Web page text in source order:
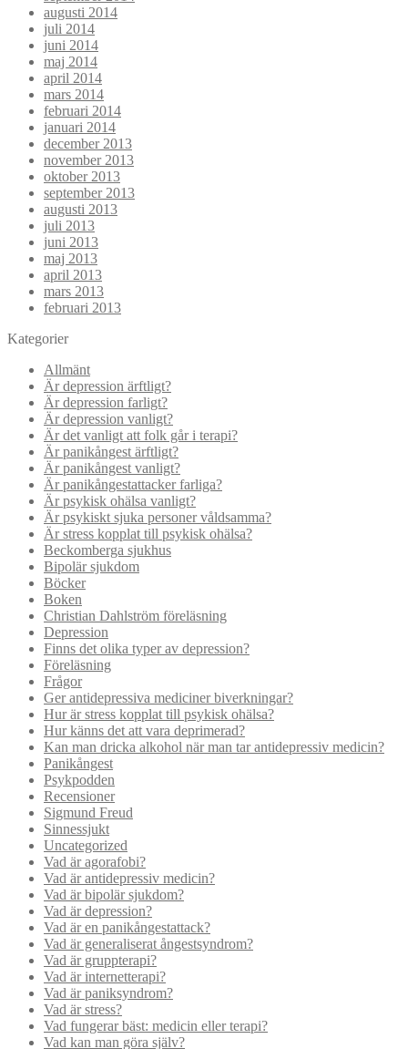
augusti 2014
juli 2014
juni 2014
maj 2014
april 2014
mars 2014
februari 2014
januari 2014
december 2013
november 2013
oktober 2013
september 2013
augusti 2013
juli 2013
juni 2013
maj 2013
april 2013
mars 2013
februari 2013
Kategorier
Allmänt
Är depression ärftligt?
Är depression farligt?
Är depression vanligt?
Är det vanligt att folk går i terapi?
Är panikångest ärftligt?
Är panikångest vanligt?
Är panikångestattacker farliga?
Är psykisk ohälsa vanligt?
Är psykiskt sjuka personer våldsamma?
Är stress kopplat till psykisk ohälsa?
Beckomberga sjukhus
Bipolär sjukdom
Böcker
Boken
Christian Dahlström föreläsning
Depression
Finns det olika typer av depression?
Föreläsning
Frågor
Ger antidepressiva mediciner biverkningar?
Hur är stress kopplat till psykisk ohälsa?
Hur känns det att vara deprimerad?
Kan man dricka alkohol när man tar antidepressiv medicin?
Panikångest
Psykpodden
Recensioner
Sigmund Freud
Sinnessjukt
Uncategorized
Vad är agorafobi?
Vad är antidepressiv medicin?
Vad är bipolär sjukdom?
Vad är depression?
Vad är en panikångestattack?
Vad är generaliserat ångestsyndrom?
Vad är gruppterapi?
Vad är internetterapi?
Vad är paniksyndrom?
Vad är stress?
Vad fungerar bäst: medicin eller terapi?
Vad kan man göra själv?